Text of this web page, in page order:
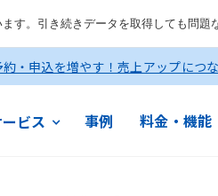
す。引き続きデータを取得しても問題
約・申込を増やす！売上アップにつ
ビス 事例 料金・機能